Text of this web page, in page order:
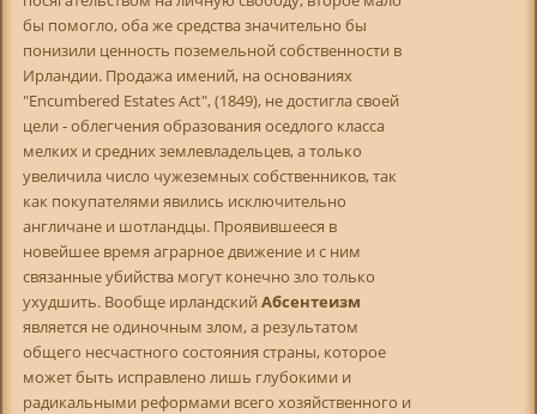
бы помогло, оба же средства значительно бы
понизили ценность поземельной собственности в
Ирландии. Продажа имений, на основаниях
"Encumbered Estates Act", (1849), не достигла своей
цели - облегчения образования оседлого класса
мелких и средних землевладельцев, а только
увеличила число чужеземных собственников, так
как покупателями явились исключительно
англичане и шотландцы. Проявившееся в
новейшее время аграрное движение и с ним
связанные убийства могут конечно зло только
ухудшить. Вообще ирландский Абсентеизм
является не одиночным злом, а результатом
общего несчастного состояния страны, которое
может быть исправлено лишь глубокими и
радикальными реформами всего хозяйственного и